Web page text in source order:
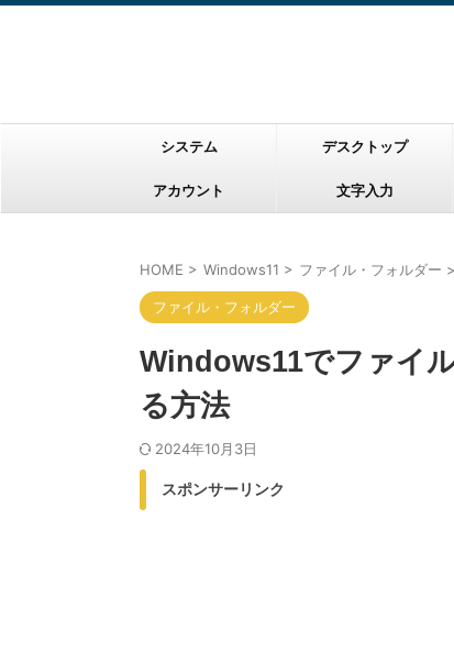
システム デスクトップ
アカウント 文字入力
HOME > Windows11 > ファイル・フォルダー >
ファイル・フォルダー
Windows11でファイ
る方法
2024年10月3日
スポンサーリンク